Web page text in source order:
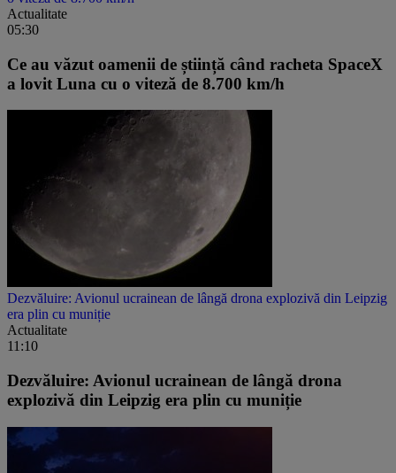
Actualitate
05:30
Ce au văzut oamenii de știință când racheta SpaceX
a lovit Luna cu o viteză de 8.700 km/h
Dezvăluire: Avionul ucrainean de lângă drona explozivă din Leipzig
era plin cu muniție
Actualitate
11:10
Dezvăluire: Avionul ucrainean de lângă drona
explozivă din Leipzig era plin cu muniție